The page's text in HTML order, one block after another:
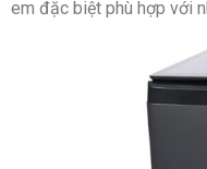
em đặc biệt phù hợp với